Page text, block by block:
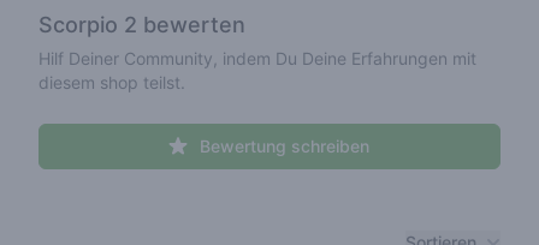
Scorpio 2 bewerten
Hilf Deiner Community, indem Du Deine Erfahrungen mit
diesem shop teilst.
Bewertung schreiben